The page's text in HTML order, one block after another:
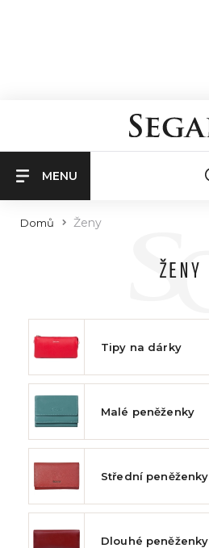
MENU
Domů Ženy
ŽENY
Tipy na dárky
Malé peněženky
Střední peněženky
Dlouhé peněženky